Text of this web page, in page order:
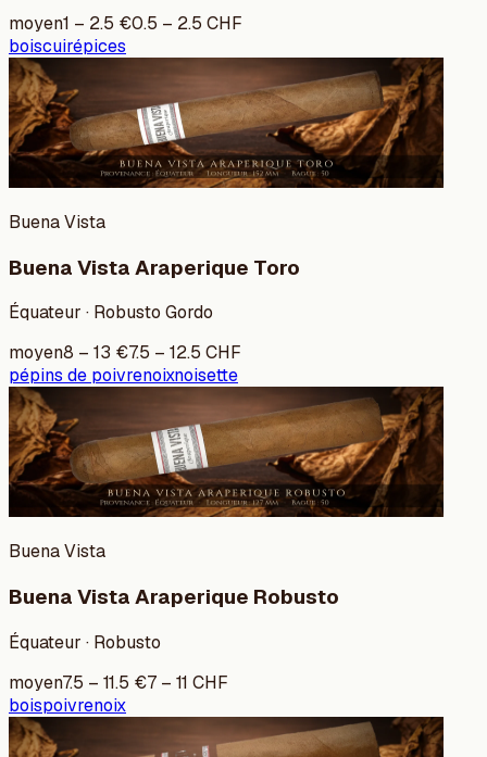
moyen1 – 2.5 €0.5 – 2.5 CHF
boiscuirépices
Buena Vista
Buena Vista Araperique Toro
Équateur · Robusto Gordo
moyen8 – 13 €7.5 – 12.5 CHF
pépins de poivrenoixnoisette
Buena Vista
Buena Vista Araperique Robusto
Équateur · Robusto
moyen7.5 – 11.5 €7 – 11 CHF
boispoivrenoix